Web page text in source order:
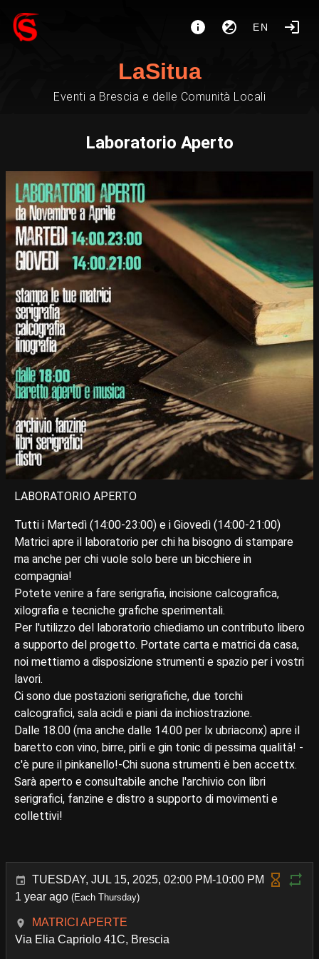
EN
LaSitua
Eventi a Brescia e delle Comunità Locali
Laboratorio Aperto
LABORATORIO APERTO
Tutti i Martedì (14:00-23:00) e i Giovedì (14:00-21:00)
Matrici apre il laboratorio per chi ha bisogno di stampare
ma anche per chi vuole solo bere un bicchiere in
compagnia!
Potete venire a fare serigrafia, incisione calcografica,
xilografia e tecniche grafiche sperimentali.
Per l'utilizzo del laboratorio chiediamo un contributo libero
a supporto del progetto. Portate carta e matrici da casa,
noi mettiamo a disposizione strumenti e spazio per i vostri
lavori.
Ci sono due postazioni serigrafiche, due torchi
calcografici, sala acidi e piani da inchiostrazione.
Dalle 18.00 (ma anche dalle 14.00 per lx ubriaconx) apre il
baretto con vino, birre, pirli e gin tonic di pessima qualità! -
c'è pure il pinkanello!-Chi suona strumenti è ben accettx.
Sarà aperto e consultabile anche l'archivio con libri
serigrafici, fanzine e distro a supporto di movimenti e
collettivi!
TUESDAY, JUL 15, 2025, 02:00 PM-10:00 PM
1 year ago (Each Thursday)
MATRICI APERTE
Via Elia Capriolo 41C, Brescia